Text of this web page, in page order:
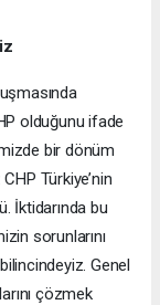
olduğunu ifade
bir dönüm
Türkiye’nin
İktidarında bu
sorunlarını
Genel
çözmek